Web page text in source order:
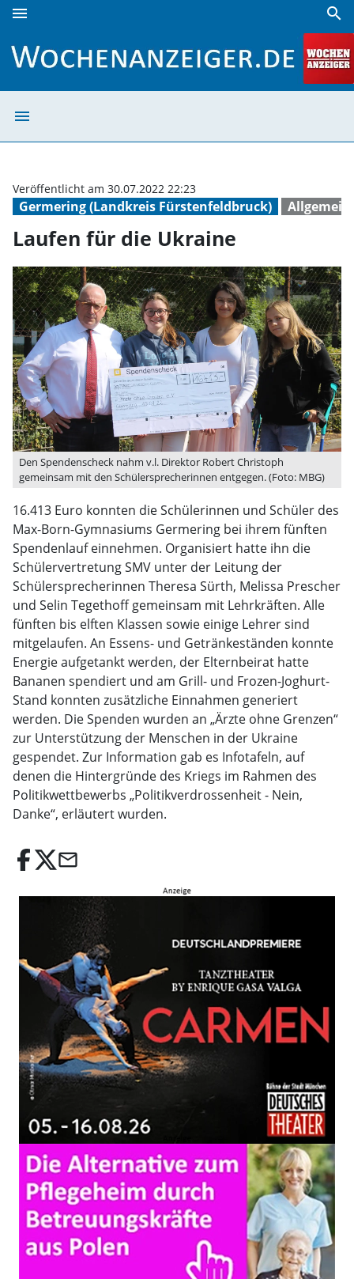
menu search
menu
Germering (Landkreis Fürstenfeldbruck) Allgemein
Veröffentlicht am 30.07.2022 22:23
Laufen für die Ukraine
Den Spendenscheck nahm v.l. Direktor Robert Christoph
gemeinsam mit den Schülersprecherinnen entgegen. (Foto: MBG)
16.413 Euro konnten die Schülerinnen und Schüler des
Max-Born-Gymnasiums Germering bei ihrem fünften
Spendenlauf einnehmen. Organisiert hatte ihn die
Schülervertretung SMV unter der Leitung der
Schülersprecherinnen Theresa Sürth, Melissa Prescher
und Selin Tegethoff gemeinsam mit Lehrkräften. Alle
fünften bis elften Klassen sowie einige Lehrer sind
mitgelaufen. An Essens- und Getränkeständen konnte
Energie aufgetankt werden, der Elternbeirat hatte
Bananen spendiert und am Grill- und Frozen-Joghurt-
Stand konnten zusätzliche Einnahmen generiert
werden. Die Spenden wurden an „Ärzte ohne Grenzen“
zur Unterstützung der Menschen in der Ukraine
gespendet. Zur Information gab es Infotafeln, auf
denen die Hintergründe des Kriegs im Rahmen des
Politikwettbewerbs „Politikverdrossenheit - Nein,
Danke“, erläutert wurden.
email